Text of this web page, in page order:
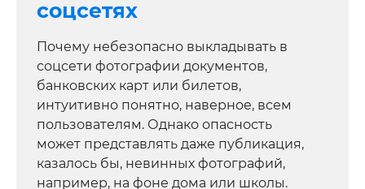
соцсетях
Почему небезопасно выкладывать в
соцсети фотографии документов,
банковских карт или билетов,
интуитивно понятно, наверное, всем
пользователям. Однако опасность
может представлять даже публикация,
казалось бы, невинных фотографий,
например, на фоне дома или школы.